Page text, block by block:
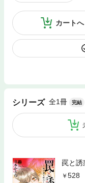
カートへ
シリーズ 全1冊 完結
罠と誘
528